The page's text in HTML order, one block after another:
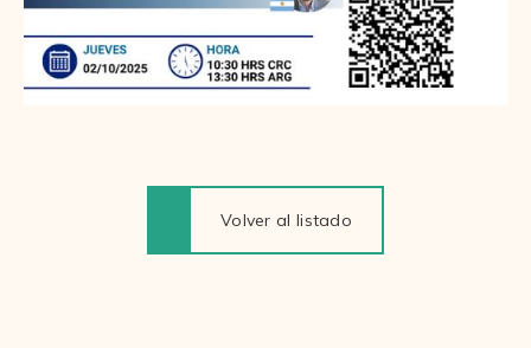
Volver al listado